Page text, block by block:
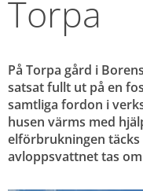
Torpa
På Torpa gård i
satsat fullt ut på en
samtliga fordon i
husen värms med
elförbrukningen
avloppsvattnet tas